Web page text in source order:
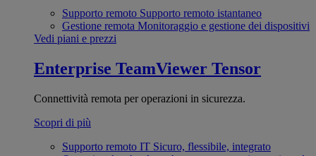
Supporto remoto Supporto remoto istantaneo
Gestione remota Monitoraggio e gestione dei dispositivi
Vedi piani e prezzi
Enterprise TeamViewer Tensor
Connettività remota per operazioni in sicurezza.
Scopri di più
Supporto remoto IT Sicuro, flessibile, integrato